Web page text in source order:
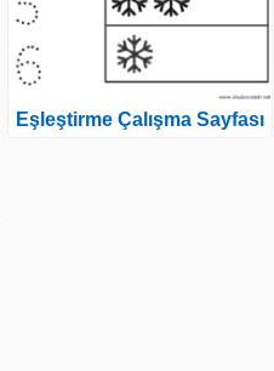
Eşleştirme Çalışma Sayfası